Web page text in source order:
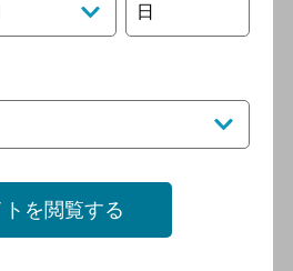
京成千葉線 京成千葉駅／京
市モノレールタウンライナー
２号線 千葉駅／千葉都市モ
ノレールタウンライナー１号
線 千葉駅
日
を閲覧する